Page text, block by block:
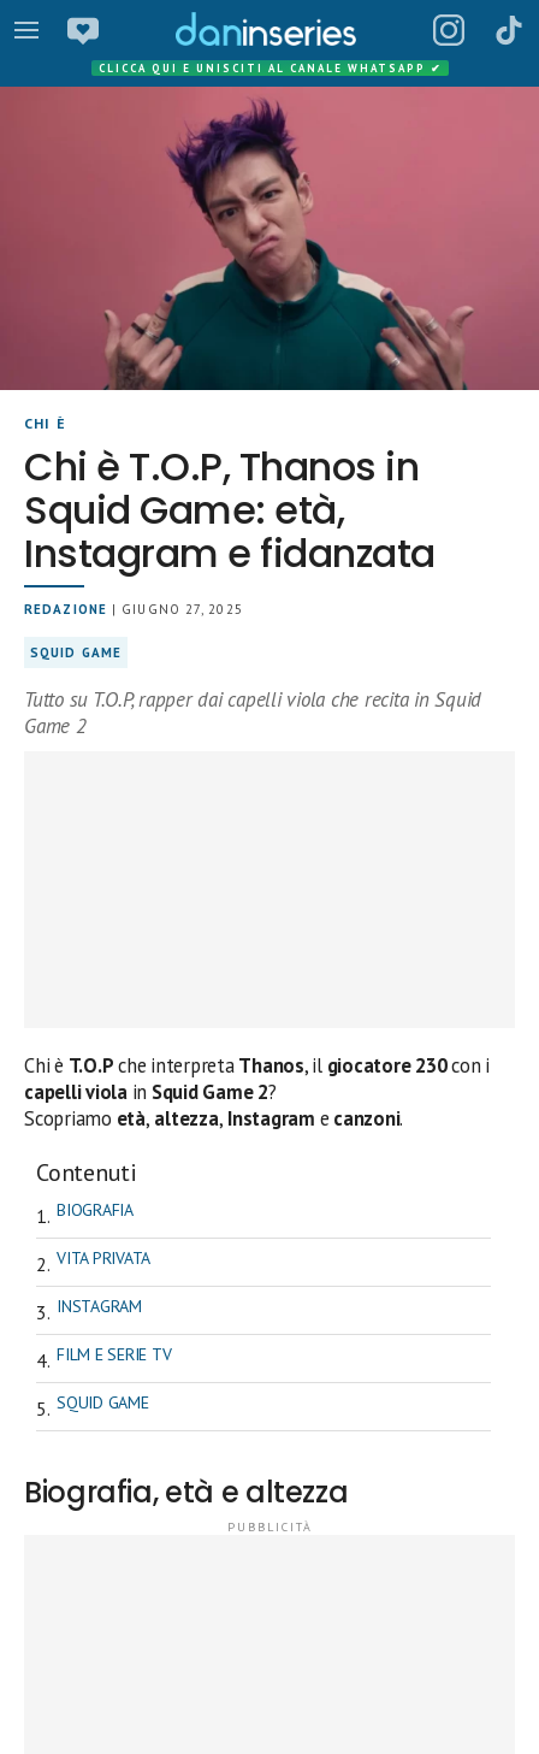
CLICCA QUI E UNISCITI AL CANALE WHATSAPP ✔
CHI È
Chi è T.O.P, Thanos in
Squid Game: età,
Instagram e fidanzata
REDAZIONE | GIUGNO 27, 2025
SQUID GAME
Tutto su T.O.P, rapper dai capelli viola che recita in Squid
Game 2
Chi è T.O.Pche interpretaThanos, il giocatore 230con i
capelli violain Squid Game 2?
Scopriamo età, altezza, Instagram e canzoni.
Contenuti
BIOGRAFIA
VITA PRIVATA
INSTAGRAM
FILM E SERIE TV
SQUID GAME
Biografia, età e altezza